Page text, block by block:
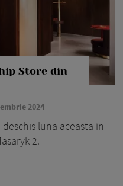
Store din
2024
luna aceasta în
2.